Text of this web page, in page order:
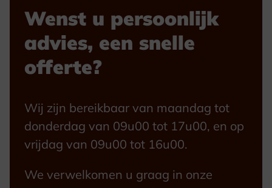
Wenst u persoonlijk
advies, een snelle
offerte?
Wij zijn bereikbaar van maandag tot
donderdag van 09u00 tot 17u00, en op
vrijdag van 09u00 tot 16u00.
We verwelkomen u graag in onze